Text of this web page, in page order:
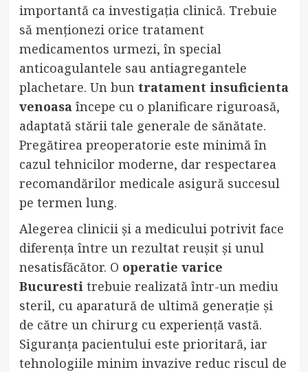
importantă ca investigația clinică. Trebuie
să menționezi orice tratament
medicamentos urmezi, în special
anticoagulantele sau antiagregantele
plachetare. Un bun tratament insuficienta
venoasaîncepe cu o planificare riguroasă,
adaptată stării tale generale de sănătate.
Pregătirea preoperatorie este minimă în
cazul tehnicilor moderne, dar respectarea
recomandărilor medicale asigură succesul
pe termen lung.
Alegerea clinicii și a medicului potrivit face
diferența între un rezultat reușit și unul
nesatisfăcător. O operatie varice
Bucurestitrebuie realizată într-un mediu
steril, cu aparatură de ultimă generație și
de către un chirurg cu experiență vastă.
Siguranța pacientului este prioritară, iar
tehnologiile minim invazive reduc riscul de